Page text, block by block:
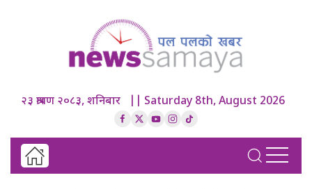
२३ श्रावण २०८३, शनिबार || Saturday 8th, August 2026